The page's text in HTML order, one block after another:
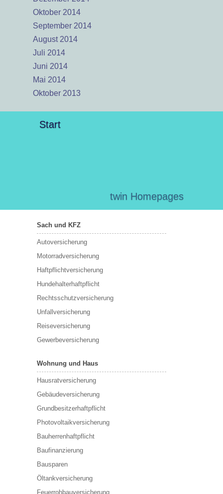
Oktober 2014
September 2014
August 2014
Juli 2014
Juni 2014
Mai 2014
Oktober 2013
Start
twin Homepages
Sach und KFZ
Autoversicherung
Motorradversicherung
Haftpflichtversicherung
Hundehalterhaftpflicht
Rechtsschutzversicherung
Unfallversicherung
Reiseversicherung
Gewerbeversicherung
Wohnung und Haus
Hausratversicherung
Gebäudeversicherung
Grundbesitzerhaftpflicht
Photovoltaikversicherung
Bauherrenhaftpflicht
Baufinanzierung
Bausparen
Öltankversicherung
Feuerrohbauversicherung